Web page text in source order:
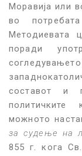
Моравија или
во
Методиевата
поради
составот и
политичките
можното
за судење на
855 г. кога